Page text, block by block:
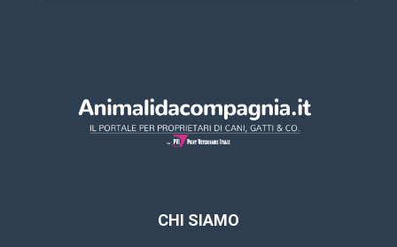
CHI SIAMO